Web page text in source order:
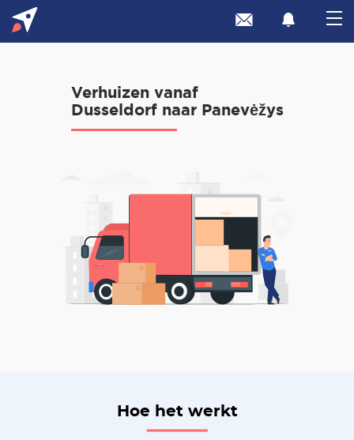
Verhuizen vanaf
Dusseldorf naar Panevėžys
Hoe het werkt